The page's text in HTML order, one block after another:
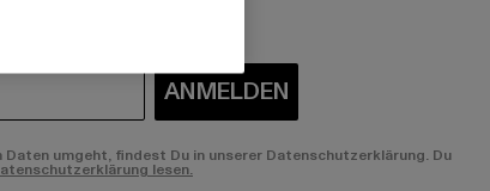
ANMELDEN
umgeht, findest Du in unserer Datenschutzerklärung. Du
lesen.